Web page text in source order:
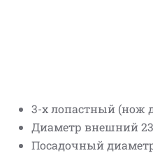
3-х лопастный (нож
Диаметр внешний
Посадочный